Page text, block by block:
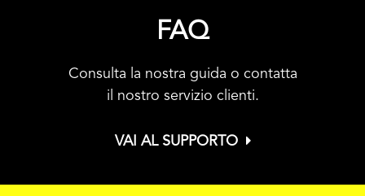
FAQ
Consulta la nostra guida o contatta
il nostro servizio clienti.
VAI AL SUPPORTO